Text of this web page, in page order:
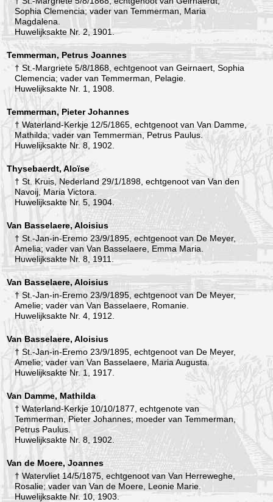
Sophia Clemencia; vader van Temmerman, Maria
Magdalena.
Huwelijksakte Nr. 2, 1901.
Temmerman, Petrus Joannes
† St.-Margriete 5/8/1868, echtgenoot van Geirnaert, Sophia
Clemencia; vader van Temmerman, Pelagie.
Huwelijksakte Nr. 1, 1908.
Temmerman, Pieter Johannes
† Waterland-Kerkje 12/5/1865, echtgenoot van Van Damme,
Mathilda; vader van Temmerman, Petrus Paulus.
Huwelijksakte Nr. 8, 1902.
Thysebaerdt, Aloïse
† St. Kruis, Nederland 29/1/1898, echtgenoot van Van den
Navoij, Maria Victora.
Huwelijksakte Nr. 5, 1904.
Van Basselaere, Aloisius
† St.-Jan-in-Eremo 23/9/1895, echtgenoot van De Meyer,
Amelia; vader van Van Basselaere, Emma Maria.
Huwelijksakte Nr. 8, 1911.
Van Basselaere, Aloisius
† St.-Jan-in-Eremo 23/9/1895, echtgenoot van De Meyer,
Amelie; vader van Van Basselaere, Romanie.
Huwelijksakte Nr. 4, 1912.
Van Basselaere, Aloisius
† St.-Jan-in-Eremo 23/9/1895, echtgenoot van De Meyer,
Amelie; vader van Van Basselaere, Maria Augusta.
Huwelijksakte Nr. 1, 1917.
Van Damme, Mathilda
† Waterland-Kerkje 10/10/1877, echtgenote van
Temmerman, Pieter Johannes; moeder van Temmerman,
Petrus Paulus.
Huwelijksakte Nr. 8, 1902.
Van de Moere, Joannes
† Watervliet 14/5/1875, echtgenoot van Van Herreweghe,
Rosalie; vader van Van de Moere, Leonie Marie.
Huwelijksakte Nr. 10, 1903.